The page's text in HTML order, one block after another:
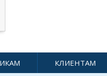
КЛИЕНТАМ